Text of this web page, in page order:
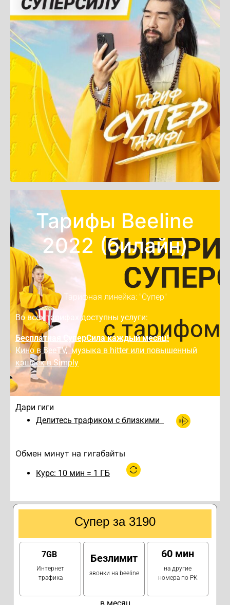
Тарифы Beeline
2022 (билайн)
Тарифная линейка: "Супер"
Во всех тарифах доступны услуги:
Бесплатная СуперСила каждый месяц!
Кино в BeeTV, музыка в hitter или повышенный
кэшбек в Simply
Дари гиги
Делитесь трафиком с близкими
Обмен минут на гигабайты
Курс: 10 мин = 1 ГБ
Супер за 3190
7GB
Интернет
трафика
Безлимит
звонки на beeline
60 мин
на другие
номера по РК